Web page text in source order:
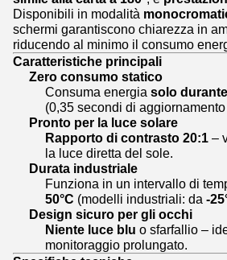
Disponibili in modalità
schermi garantiscono chiarezza in
riducendo al minimo il consumo
Caratteristiche principali
Zero consumo statico
Consuma energia solo
(0,35 secondi di
Pronto per la luce solare
Rapporto di contrasto 20:1 –
la luce diretta del sole.
Durata industriale
Funziona in un intervallo di
50°C (modelli industriali: da -
Design sicuro per gli occhi
Niente luce blu o sfarfallio –
monitoraggio prolungato.